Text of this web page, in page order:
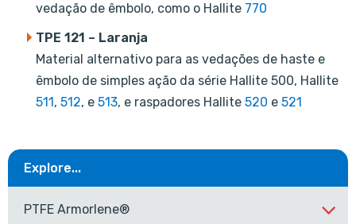
vedação de êmbolo, como o Hallite 770
TPE 121 – Laranja
Material alternativo para as vedações de haste e
êmbolo de simples ação da série Hallite 500, Hallite
511, 512, e 513, e raspadores Hallite 520 e 521
Explore...
PTFE Armorlene®